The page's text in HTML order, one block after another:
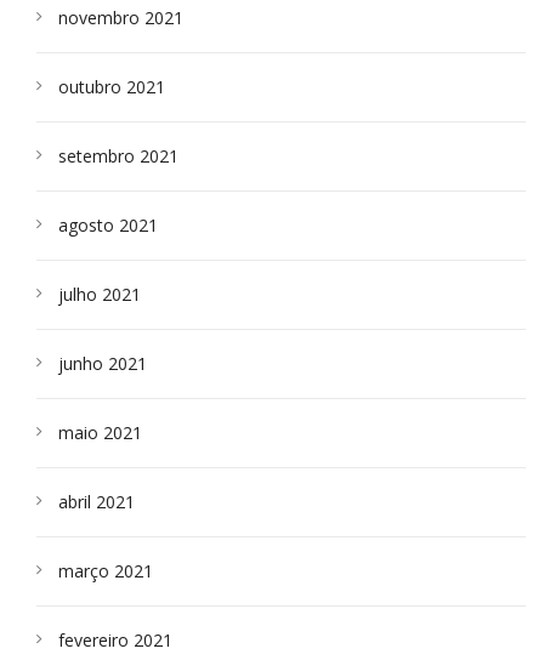
novembro 2021
outubro 2021
setembro 2021
agosto 2021
julho 2021
junho 2021
maio 2021
abril 2021
março 2021
fevereiro 2021